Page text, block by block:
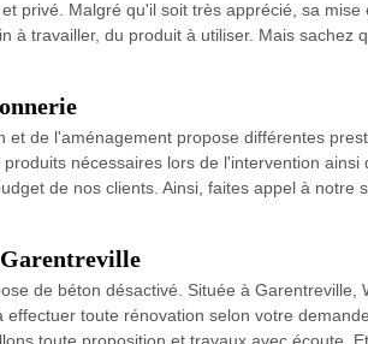
privé. Malgré qu'il soit très apprécié, sa
travailler, du produit à utiliser. Mais sachez
de l'aménagement propose différentes
nécessaires lors de l'intervention
de nos clients. Ainsi, faites appel à notre
Garentreville
de béton désactivé. Située à
toute rénovation selon votre